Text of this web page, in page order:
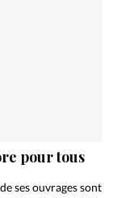
pour tous
ses ouvrages sont